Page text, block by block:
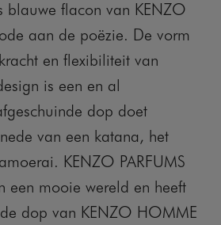
blauwe flacon van KENZO
aan de poëzie. De vorm
en flexibiliteit van
is een en al
dop doet
van een katana, het
KENZO PARFUMS
een mooie wereld en heeft
dop van KENZO HOMME